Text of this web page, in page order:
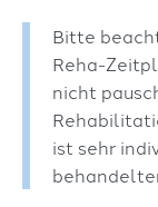
Bitte
Reha-
nicht
ist sehr